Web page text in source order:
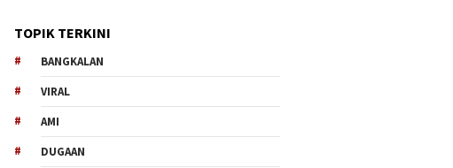
TOPIK TERKINI
BANGKALAN
VIRAL
AMI
DUGAAN